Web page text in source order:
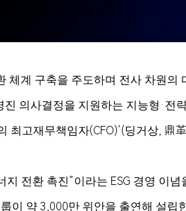
체계 구축을 주도하며 전사 차원의
의사결정을 지원하는 지능형·전
고재무책임자(CFO)’(딩거상, 鼎
전환 촉진”이라는 ESG 경영 이
이 약 3,000만 위안을 출연해 설립